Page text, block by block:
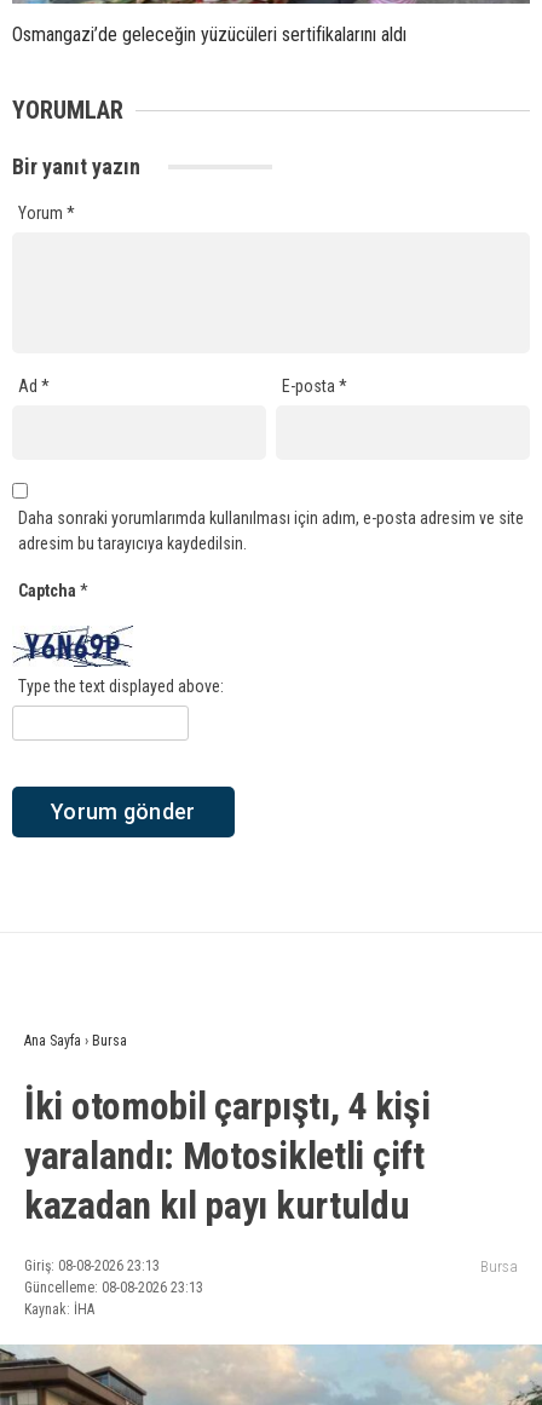
Osmangazi’de geleceğin yüzücüleri sertifikalarını aldı
YORUMLAR
Bir yanıt yazın
Yorum *
Ad * E-posta*
Daha sonraki yorumlarımda kullanılması için adım, e-posta adresim ve site
adresim bu tarayıcıya kaydedilsin.
Captcha *
Type the text displayed above:
Ana Sayfa › Bursa
İki otomobil çarpıştı, 4 kişi
yaralandı: Motosikletli çift
kazadan kıl payı kurtuldu
Giriş: 08-08-2026 23:13
Güncelleme: 08-08-2026 23:13
Kaynak: İHA
Bursa